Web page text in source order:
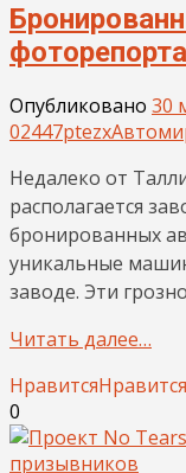
Опубликовано 30
02447ptezx
Недалеко от
располагается
бронированных
уникальные
заводе. Эти
Читать далее…
НравитсяНравится
0